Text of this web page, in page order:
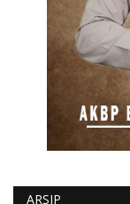
ARSIP